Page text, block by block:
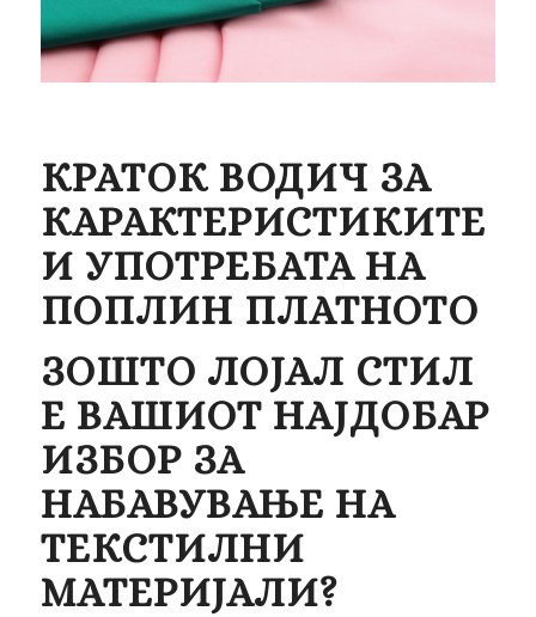
КРАТОК ВОДИЧ ЗА
КАРАКТЕРИСТИКИТЕ
И УПОТРЕБАТА НА
ПОПЛИН ПЛАТНОТО
ЗОШТО ЛОЈАЛ СТИЛ
Е ВАШИОТ НАЈДОБАР
ИЗБОР ЗА
НАБАВУВАЊЕ НА
ТЕКСТИЛНИ
МАТЕРИЈАЛИ?